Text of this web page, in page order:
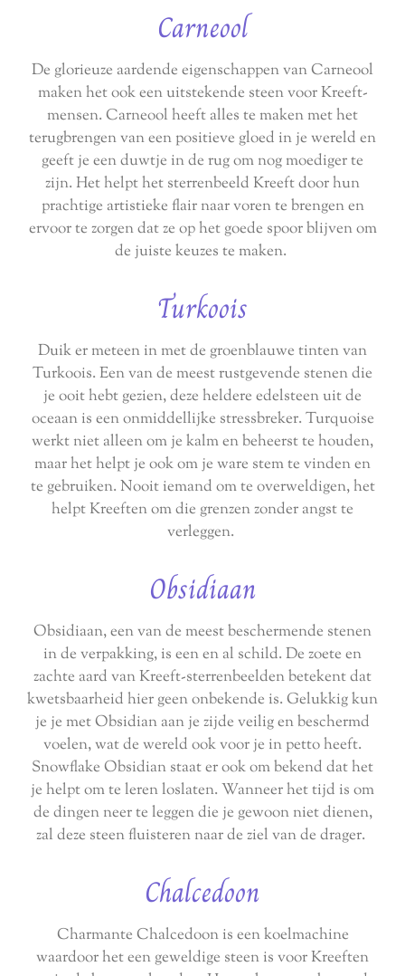
Carneool
De glorieuze aardende eigenschappen van Carneool
maken het ook een uitstekende steen voor Kreeft-
mensen. Carneool heeft alles te maken met het
terugbrengen van een positieve gloed in je wereld en
geeft je een duwtje in de rug om nog moediger te
zijn. Het helpt het sterrenbeeld Kreeft door hun
prachtige artistieke flair naar voren te brengen en
ervoor te zorgen dat ze op het goede spoor blijven om
de juiste keuzes te maken.
Turkoois
Duik er meteen in met de groenblauwe tinten van
Turkoois. Een van de meest rustgevende stenen die
je ooit hebt gezien, deze heldere edelsteen uit de
oceaan is een onmiddellijke stressbreker. Turquoise
werkt niet alleen om je kalm en beheerst te houden,
maar het helpt je ook om je ware stem te vinden en
te gebruiken. Nooit iemand om te overweldigen, het
helpt Kreeften om die grenzen zonder angst te
verleggen.
Obsidiaan
Obsidiaan, een van de meest beschermende stenen
in de verpakking, is een en al schild. De zoete en
zachte aard van Kreeft-sterrenbeelden betekent dat
kwetsbaarheid hier geen onbekende is. Gelukkig kun
je je met Obsidian aan je zijde veilig en beschermd
voelen, wat de wereld ook voor je in petto heeft.
Snowflake Obsidian staat er ook om bekend dat het
je helpt om te leren loslaten. Wanneer het tijd is om
de dingen neer te leggen die je gewoon niet dienen,
zal deze steen fluisteren naar de ziel van de drager.
Chalcedoon
Charmante Chalcedoon is een koelmachine
waardoor het een geweldige steen is voor Kreeften